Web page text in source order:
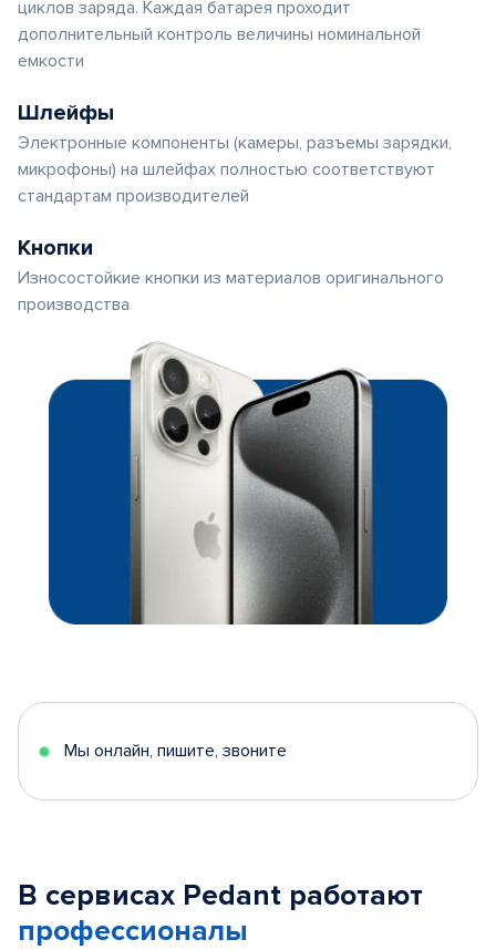
циклов заряда. Каждая батарея проходит
дополнительный контроль величины номинальной
емкости
Шлейфы
Электронные компоненты (камеры, разъемы зарядки,
микрофоны) на шлейфах полностью соответствуют
стандартам производителей
Кнопки
Износостойкие кнопки из материалов оригинального
производства
Мы онлайн, пишите, звоните
В сервисах Pedant работают
профессионалы